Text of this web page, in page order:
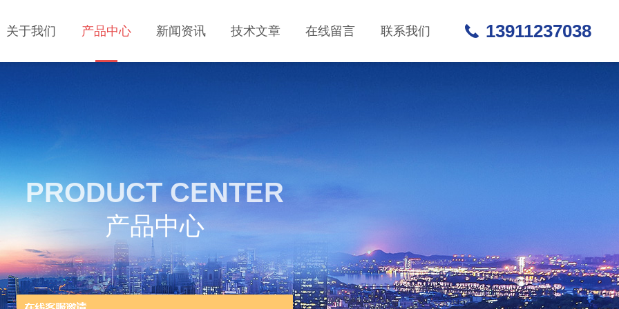
关于我们 产品中心 新闻资讯 技术文章 在线留言 联系我们 13911237038
PRODUCT CENTER
产品中心